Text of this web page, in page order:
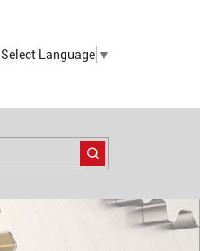
Select Language ▼